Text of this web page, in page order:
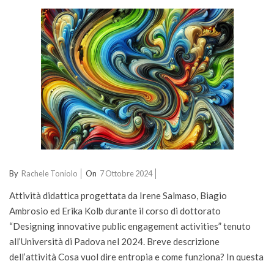
2024-
07
By Rachele Toniolo On 7 Ottobre 2024
Attività didattica progettata da Irene Salmaso, Biagio
Ambrosio ed Erika Kolb durante il corso di dottorato
“Designing innovative public engagement activities” tenuto
all’Università di Padova nel 2024. Breve descrizione
dell’attività Cosa vuol dire entropia e come funziona? In questa